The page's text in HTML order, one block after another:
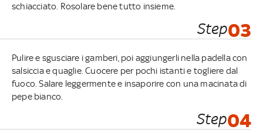
schiacciato. Rosolare bene tutto insieme.
Step03
Pulire e sgusciare i gamberi, poi aggiungerli nella padella con
salsiccia e quaglie. Cuocere per pochi istanti e togliere dal
fuoco. Salare leggermente e insaporire con una macinata di
pepe bianco.
Step04